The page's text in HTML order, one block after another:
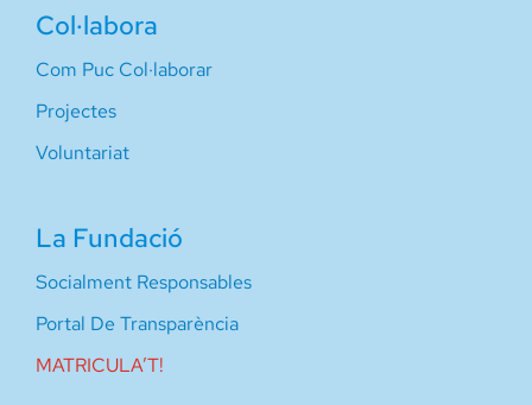
Col·labora
Com Puc Col·laborar
Projectes
Voluntariat
La Fundació
Socialment Responsables
Portal De Transparència
MATRICULA’T!